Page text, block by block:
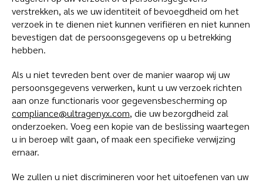
verstrekken, als we uw identiteit of bevoegdheid om het
verzoek in te dienen niet kunnen verifiëren en niet kunnen
bevestigen dat de persoonsgegevens op u betrekking
hebben.
Als u niet tevreden bent over de manier waarop wij uw
persoonsgegevens verwerken, kunt u uw verzoek richten
aan onze functionaris voor gegevensbescherming op
compliance@ultragenyx.com, die uw bezorgdheid zal
onderzoeken. Voeg een kopie van de beslissing waartegen
u in beroep wilt gaan, of maak een specifieke verwijzing
ernaar.
We zullen u niet discrimineren voor het uitoefenen van uw